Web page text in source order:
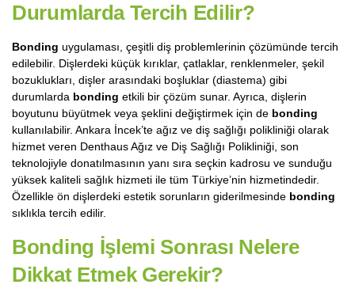
Durumlarda Tercih Edilir?
Bonding uygulaması, çeşitli diş problemlerinin çözümünde tercih
edilebilir. Dişlerdeki küçük kırıklar, çatlaklar, renklenmeler, şekil
bozuklukları, dişler arasındaki boşluklar (diastema) gibi
durumlarda bonding etkili bir çözüm sunar. Ayrıca, dişlerin
boyutunu büyütmek veya şeklini değiştirmek için de bonding
kullanılabilir. Ankara İncek’te ağız ve diş sağlığı polikliniği olarak
hizmet veren Denthaus Ağız ve Diş Sağlığı Polikliniği, son
teknolojiyle donatılmasının yanı sıra seçkin kadrosu ve sunduğu
yüksek kaliteli sağlık hizmeti ile tüm Türkiye’nin hizmetindedir.
Özellikle ön dişlerdeki estetik sorunların giderilmesinde bonding
sıklıkla tercih edilir.
Bonding İşlemi Sonrası Nelere
Dikkat Etmek Gerekir?